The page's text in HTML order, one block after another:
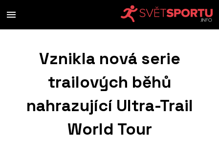
Vznikla nová serie
trailových běhů
nahrazující Ultra-Trail
World Tour